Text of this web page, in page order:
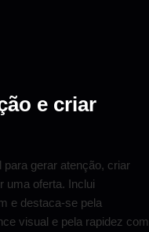
e criar
gerar atenção, criar
uma oferta. Inclui
e destaca-se pela
visual e pela rapidez com